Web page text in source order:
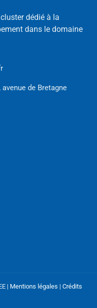
dédié à la
dans le domaine
de Bretagne
| Mentions légales | Crédits